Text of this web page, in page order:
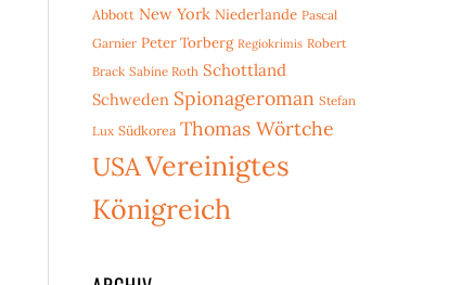
Abbott New York Niederlande Pascal
Garnier Peter Torberg Regiokrimis Robert
Brack Sabine Roth Schottland
Schweden Spionageroman Stefan
Lux Südkorea Thomas Wörtche
USAVereinigtes
Königreich